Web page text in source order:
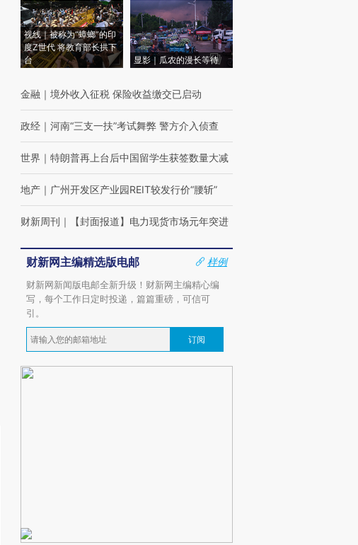
视线｜被称为“蟑螂”的印
度Z世代 将教育部长拱下
台
显影｜瓜农的漫长等待
金融 ｜ 境外收入征税 保险收益缴交已启动
政经 ｜ 河南“三支一扶”考试舞弊 警方介入侦查
世界 ｜ 特朗普再上台后中国留学生获签数量大减
地产 ｜ 广州开发区产业园REIT较发行价“腰斩”
财新周刊 ｜ 【封面报道】电力现货市场元年突进
财新网主编精选版电邮
样例
财新网新闻版电邮全新升级！财新网主编精心编
写，每个工作日定时投递，篇篇重磅，可信可
引。
订阅